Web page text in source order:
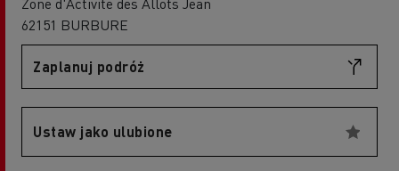
62151 BURBURE
Zaplanuj podróż
Ustaw jako ulubione